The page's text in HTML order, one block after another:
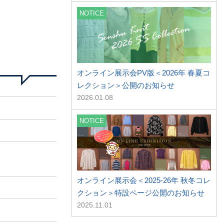
NOTICE
オンライン展示会PV版＜2026年 春夏コ
レクション＞公開のお知らせ
2026.01.08
NOTICE
オンライン展示会＜2025-26年 秋冬コレ
クション＞特設ページ公開のお知らせ
2025.11.01